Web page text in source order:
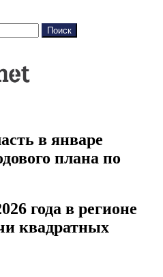
Поиск
в январе
плана по
года в регионе
квадратных